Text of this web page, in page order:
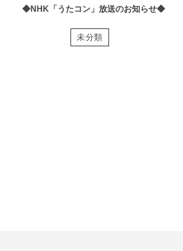
◆NHK「うたコン」放送のお知らせ◆
未分類